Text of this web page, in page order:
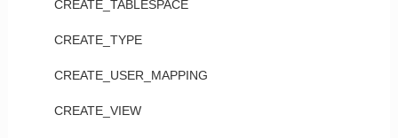
CREATE_TABLESPACE
CREATE_TYPE
CREATE_USER_MAPPING
CREATE_VIEW